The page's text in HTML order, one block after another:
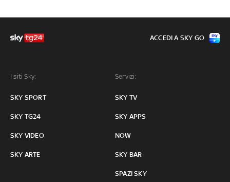
I siti Sky:
SKY SPORT
SKY TG24
SKY VIDEO
SKY ARTE
Servizi:
SKY TV
SKY APPS
NOW
SKY BAR
SPAZI SKY
ACCEDI A SKY GO